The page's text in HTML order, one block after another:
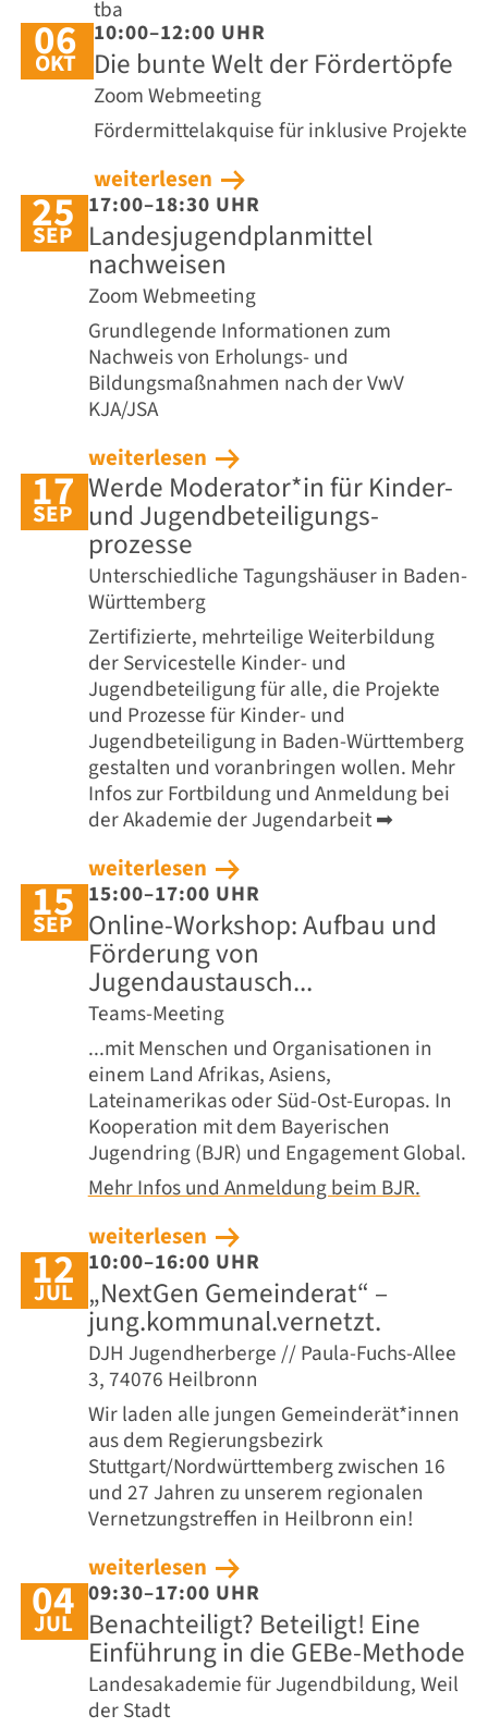
tba
06
OKT
10:00–12:00 UHR
Die bunte Welt der Fördertöpfe
Zoom Webmeeting
Fördermittelakquise für inklusive Projekte
weiterlesen
25
SEP
17:00–18:30 UHR
Landesjugendplanmittel
nachweisen
Zoom Webmeeting
Grundlegende Informationen zum
Nachweis von Erholungs- und
Bildungsmaßnahmen nach der VwV
KJA/JSA
weiterlesen
17
SEP
Werde Moderator*in für Kinder-
und Jugend­beteiligungs­
prozesse
Unterschiedliche Tagungshäuser in Baden-
Württemberg
Zertifizierte, mehrteilige Weiterbildung
der Servicestelle Kinder- und
Jugendbeteiligung für alle, die Projekte
und Prozesse für Kinder- und
Jugendbeteiligung in Baden-Württemberg
gestalten und voranbringen wollen. Mehr
Infos zur Fortbildung und Anmeldung bei
der Akademie der Jugendarbeit ➡
weiterlesen
15
SEP
15:00–17:00 UHR
Online-Workshop: Aufbau und
Förderung von
Jugendaustausch...
Teams-Meeting
...mit Menschen und Organisationen in
einem Land Afrikas, Asiens,
Lateinamerikas oder Süd-Ost-Europas. In
Kooperation mit dem Bayerischen
Jugendring (BJR) und Engagement Global.
Mehr Infos und Anmeldung beim BJR.
weiterlesen
12
JUL
10:00–16:00 UHR
„NextGen Gemeinderat“ –
jung.kommunal.vernetzt.
DJH Jugendherberge // Paula-Fuchs-Allee
3, 74076 Heilbronn
Wir laden alle jungen Gemeinderät*innen
aus dem Regierungsbezirk
Stuttgart/Nordwürttemberg zwischen 16
und 27 Jahren zu unserem regionalen
Vernetzungstreffen in Heilbronn ein!
weiterlesen
04
JUL
09:30–17:00 UHR
Benachteiligt? Beteiligt! Eine
Einführung in die GEBe-Methode
Landesakademie für Jugendbildung, Weil
der Stadt